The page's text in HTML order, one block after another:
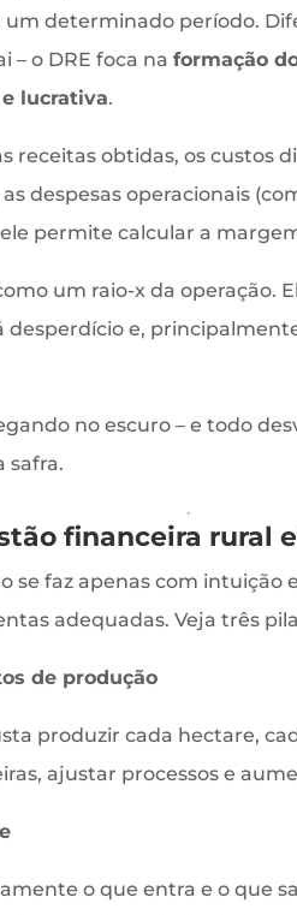
determinado período.
– o DRE foca naformação
lucrativa.
receitas obtidas, os custos
despesas operacionais
permite calcular a
um raio-x da operação.
e,
no escuro – e todo
safra.
financeira rural
se faz apenas com intuição
adequadas. Veja três
de produção
produzir cada hectare,
ajustar processos e
o que entra e o que